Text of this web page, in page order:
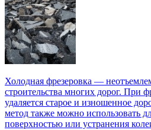
Холодная фрезеровка —
строительства многих дорог. При
удаляется старое и изношенное
метод также можно использовать
поверхностью или устранения